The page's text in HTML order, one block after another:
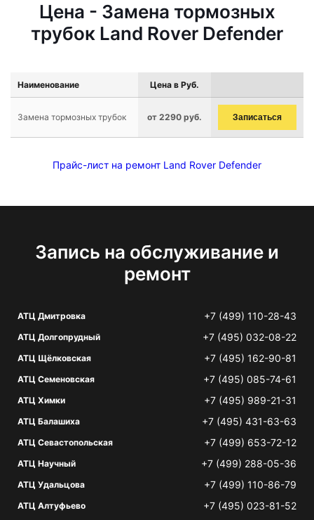
Цена - Замена тормозных
трубок Land Rover Defender
Наименование Цена в Руб.
Замена тормозных трубок от 2290 руб. Записаться
Прайс-лист на ремонт Land Rover Defender
Запись на обслуживание и
ремонт
АТЦ Дмитровка +7 (499) 110-28-43
АТЦ Долгопрудный +7 (495) 032-08-22
АТЦ Щёлковская +7 (495) 162-90-81
АТЦ Семеновская +7 (495) 085-74-61
АТЦ Химки +7 (495) 989-21-31
АТЦ Балашиха +7 (495) 431-63-63
АТЦ Севастопольская +7 (499) 653-72-12
АТЦ Научный +7 (499) 288-05-36
АТЦ Удальцова +7 (499) 110-86-79
АТЦ Алтуфьево +7 (495) 023-81-52